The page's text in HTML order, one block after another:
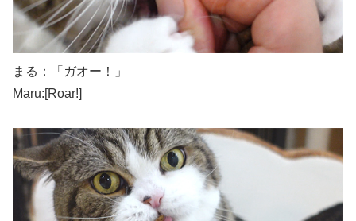
まる：「ガオー！」
Maru:[Roar!]